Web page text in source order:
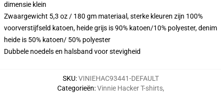
dimensie klein
Zwaargewicht 5,3 oz / 180 gm materiaal, sterke kleuren zijn 100%
voorverstijfseld katoen, heide grijs is 90% katoen/10% polyester, denim
heide is 50% katoen/ 50% polyester
Dubbele noedels en halsband voor stevigheid
SKU:VINIEHAC93441-DEFAULT
Categorieën:Vinnie Hacker T-shirts,